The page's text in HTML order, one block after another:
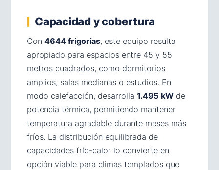
Capacidad y cobertura
Con 4644 frigorías, este equipo resulta
apropiado para espacios entre 45 y 55
metros cuadrados, como dormitorios
amplios, salas medianas o estudios. En
modo calefacción, desarrolla 1.495 kW de
potencia térmica, permitiendo mantener
temperatura agradable durante meses más
fríos. La distribución equilibrada de
capacidades frío-calor lo convierte en
opción viable para climas templados que